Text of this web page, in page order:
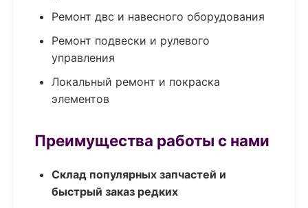
Ремонт двс и навесного оборудования
Ремонт подвески и рулевого
управления
Локальный ремонт и покраска
элементов
Преимущества работы с нами
Склад популярных запчастей и
быстрый заказ редких